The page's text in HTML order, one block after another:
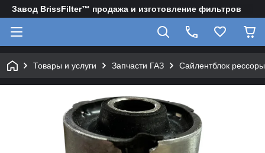
Завод BrissFilter™ продажа и изготовление фильтров
Товары и услуги Запчасти ГАЗ Сайлентблок